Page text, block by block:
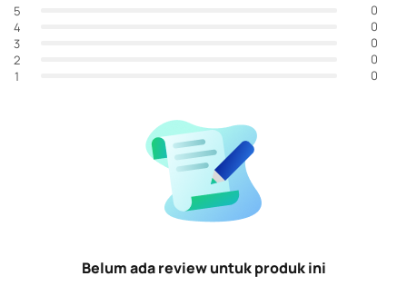
5
0
4
0
3
0
2
0
1
0
Belum ada review untuk produk ini